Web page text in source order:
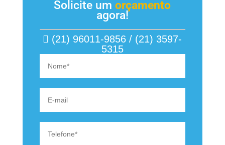
Solicite umorçamento
agora!
(21) 96011-9856 / (21) 3597-
5315